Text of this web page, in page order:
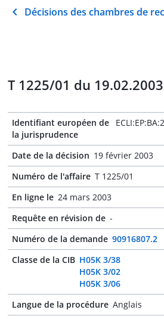
Décisions des chambres de
T 1225/01 du 19.02.2003
Identifiant européen de
la jurisprudence
Date de la décision 19 février 2003
Numéro de l'affaire T 1225/01
En ligne le 24 mars 2003
Requête en révision de -
Numéro de la demande 90916807.2
Classe de la CIB H05K 3/38
H05K 3/02
H05K 3/06
Langue de la procédure Anglais